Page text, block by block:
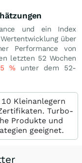
und ein Index
über
Performance von
letzten 52 Wochen
%unter dem 52-
Kleinanlegern
Turbo-
Produkte und
geeignet.